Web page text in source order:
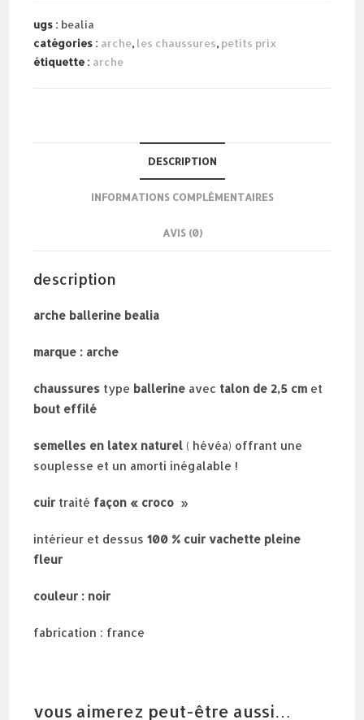
bealia
ugs : bealia
catégories : arche, les chaussures, petits prix
étiquette : arche
DESCRIPTION
INFORMATIONS COMPLÉMENTAIRES
AVIS (0)
description
arche ballerine bealia
marque : arche
chaussures type ballerine avec talon de 2,5 cm et
bout effilé
semelles en latex naturel ( hévéa) offrant une
souplesse et un amorti inégalable !
cuir traité façon « croco »
intérieur et dessus100 % cuir vachette pleine
fleur
couleur : noir
fabrication : france
vous aimerez peut-être aussi…